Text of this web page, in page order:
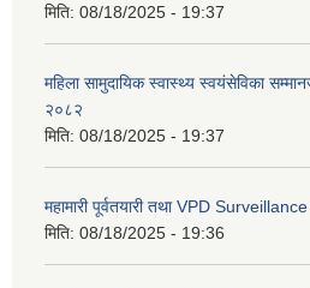
मिति: 08/18/2025 - 19:37
महिला सामुदायिक स्वास्थ्य स्वयंसेविका
२०८२
मिति: 08/18/2025 - 19:37
महामारी पूर्वतयारी तथा VPD
मिति: 08/18/2025 - 19:36